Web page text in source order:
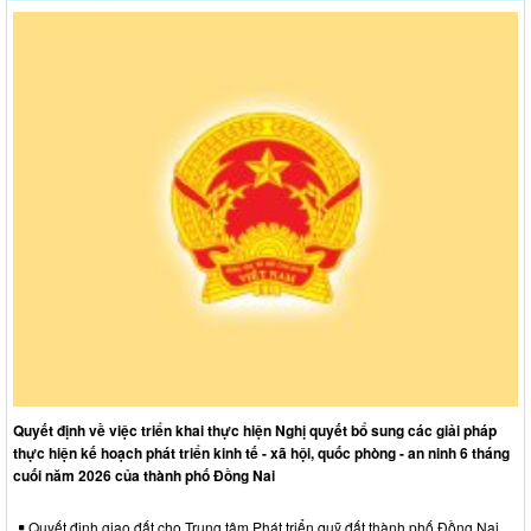
Quyết định về việc triển khai thực hiện Nghị quyết bổ sung các giải pháp
thực hiện kế hoạch phát triển kinh tế - xã hội, quốc phòng - an ninh 6 tháng
cuối năm 2026 của thành phố Đồng Nai
Quyết định giao đất cho Trung tâm Phát triển quỹ đất thành phố Đồng Nai